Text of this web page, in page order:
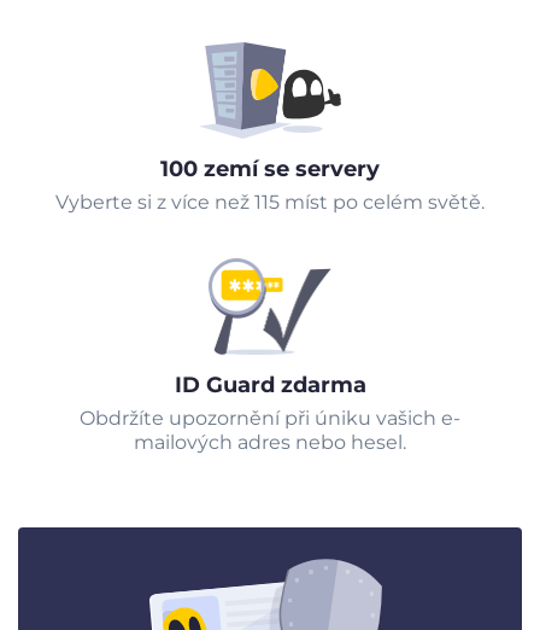
100 zemí se servery
Vyberte si z více než 115 míst po celém světě.
ID Guard zdarma
Obdržíte upozornění při úniku vašich e-
mailových adres nebo hesel.